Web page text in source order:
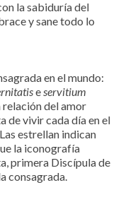
la sabiduría del
y sane todo lo
en el mundo:
eservitium
relación del amor
de vivir cada día en el
estrellan indican
la iconografía
primera Discípula de
consagrada.